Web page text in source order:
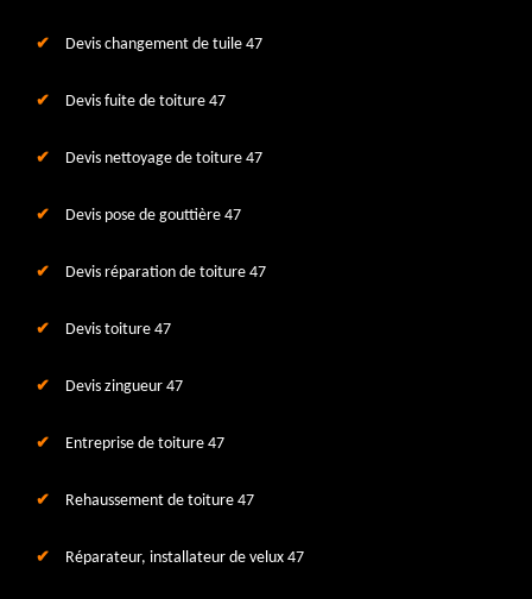
Devis changement de tuile 47
Devis fuite de toiture 47
Devis nettoyage de toiture 47
Devis pose de gouttière 47
Devis réparation de toiture 47
Devis toiture 47
Devis zingueur 47
Entreprise de toiture 47
Rehaussement de toiture 47
Réparateur, installateur de velux 47